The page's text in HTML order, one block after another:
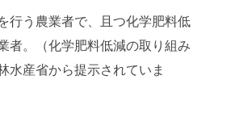
行う農業者で、且つ化学肥料低
者。（化学肥料低減の取り組み
水産省から提示されていま